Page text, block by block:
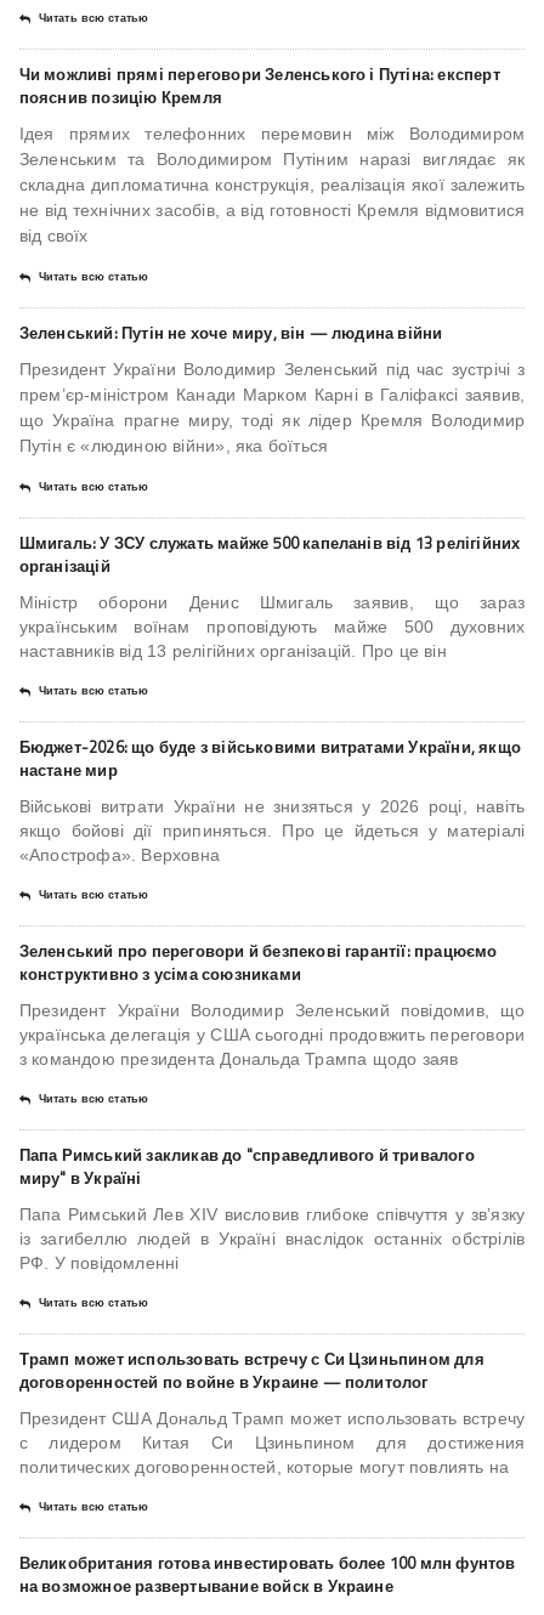
Читать всю статью
Чи можливі прямі переговори Зеленського і Путіна: експерт
пояснив позицію Кремля
Ідея прямих телефонних перемовин між Володимиром
Зеленським та Володимиром Путіним наразі виглядає як
складна дипломатична конструкція, реалізація якої залежить
не від технічних засобів, а від готовності Кремля відмовитися
від своїх
Читать всю статью
Зеленський: Путін не хоче миру, він — людина війни
Президент України Володимир Зеленський під час зустрічі з
прем’єр-міністром Канади Марком Карні в Галіфаксі заявив,
що Україна прагне миру, тоді як лідер Кремля Володимир
Путін є «людиною війни», яка боїться
Читать всю статью
Шмигаль: У ЗСУ служать майже 500 капеланів від 13 релігійних
організацій
Міністр оборони Денис Шмигаль заявив, що зараз
українським воїнам проповідують майже 500 духовних
наставників від 13 релігійних організацій. Про це він
Читать всю статью
Бюджет-2026: що буде з військовими витратами України, якщо
настане мир
Військові витрати України не знизяться у 2026 році, навіть
якщо бойові дії припиняться. Про це йдеться у матеріалі
«Апострофа». Верховна
Читать всю статью
Зеленський про переговори й безпекові гарантії: працюємо
конструктивно з усіма союзниками
Президент України Володимир Зеленський повідомив, що
українська делегація у США сьогодні продовжить переговори
з командою президента Дональда Трампа щодо заяв
Читать всю статью
Папа Римський закликав до "справедливого й тривалого
миру" в Україні
Папа Римський Лев XIV висловив глибоке співчуття у зв’язку
із загибеллю людей в Україні внаслідок останніх обстрілів
РФ. У повідомленні
Читать всю статью
Трамп может использовать встречу с Си Цзиньпином для
договоренностей по войне в Украине — политолог
Президент США Дональд Трамп может использовать встречу
с лидером Китая Си Цзиньпином для достижения
политических договоренностей, которые могут повлиять на
Читать всю статью
Великобритания готова инвестировать более 100 млн фунтов
на возможное развертывание войск в Украине